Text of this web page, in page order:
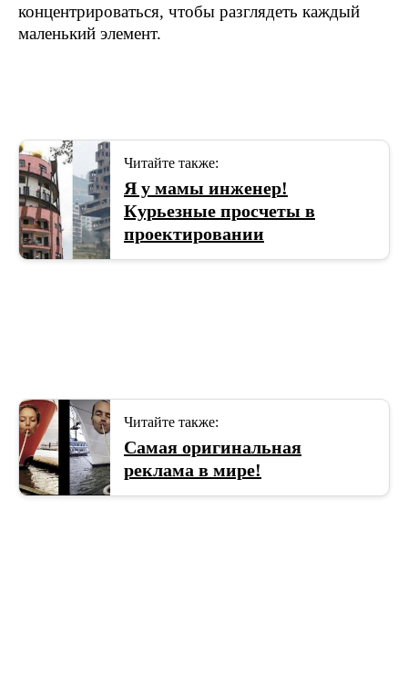
концентрироваться, чтобы разглядеть каждый
маленький элемент.
Читайте также:
Я у мамы инженер!
Курьезные просчеты в
проектировании
Читайте также:
Самая оригинальная
реклама в мире!